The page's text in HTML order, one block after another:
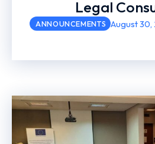
Legal
ANNOUNCEMENTS August